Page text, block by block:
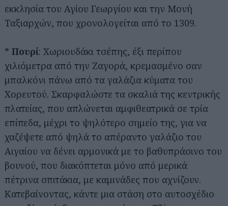
εκκλησία του Αγίου Γεωργίου και την Μονή
Ταξιαρχών, που χρονολογείται από το 1309.
* Πουρί: Χωριουδάκι τσέπης, έξι περίπου
χιλιόμετρα από την Ζαγορά, κρεμασμένο σαν
μπαλκόνι πάνω από τα γαλάζια κύματα του
Χορευτού. Σκαρφαλώστε τα σκαλιά της κεντρικής
πλατείας, που απλώνεται αμφιθεατρικά σε τρία
επίπεδα, μέχρι το ψηλότερο σημείο της, για να
χαζέψετε από ψηλά το απέραντο γαλάζιο του
Αιγαίου να δένει αρμονικά με το βαθυπράσινο του
βουνού, που διακόπτεται μόνο από μερικά
πέτρινα σπιτάκια, με καμινάδες που αχνίζουν.
Κατεβαίνοντας, κάντε μια στάση στο αυτοσχέδιο